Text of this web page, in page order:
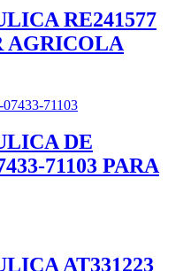
RE241577
AGRICOLA
DE
71103 PARA
AT331223